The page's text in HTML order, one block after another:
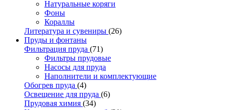
Натуральные коряги
Фоны
Кораллы
Литература и сувениры (26)
Пруды и фонтаны
Фильтрация пруда (71)
Фильтры прудовые
Насосы для пруда
Наполнители и комплектующие
Обогрев пруда (4)
Освещение для пруда (6)
Прудовая химия (34)